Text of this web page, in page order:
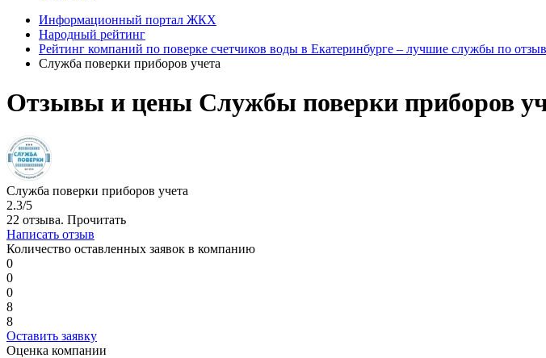
Информационный портал ЖКХ
Народный рейтинг
Рейтинг компаний по поверке счетчиков воды в Екатеринбурге – лучшие службы по
Служба поверки приборов учета
Отзывы и цены Службы поверки приборов
Служба поверки приборов учета
2.3/5
22 отзыва. Прочитать
Написать отзыв
Количество оставленных заявок в компанию
0
0
0
8
8
Оставить заявку
Оценка компании